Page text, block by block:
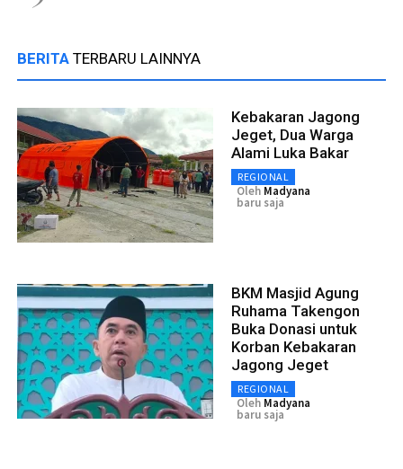
BERITA TERBARU LAINNYA
Kebakaran Jagong
Jeget, Dua Warga
Alami Luka Bakar
REGIONAL
Oleh Madyana
baru saja
BKM Masjid Agung
Ruhama Takengon
Buka Donasi untuk
Korban Kebakaran
Jagong Jeget
REGIONAL
Oleh Madyana
baru saja